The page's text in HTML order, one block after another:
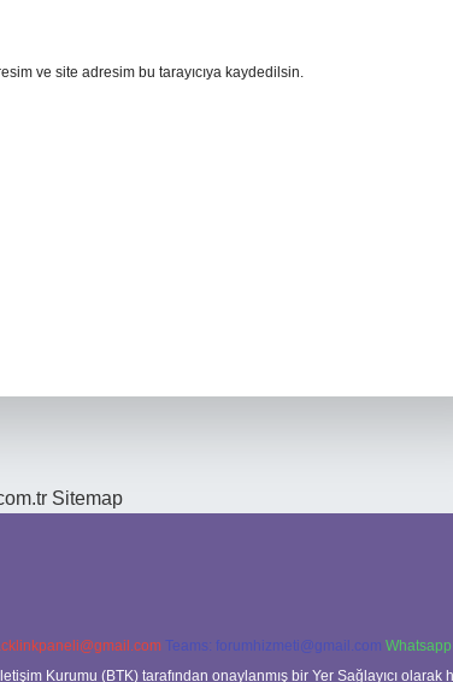
ve site adresim bu tarayıcıya kaydedilsin.
Sitemap
Teams: forumhizmeti@gmail.com
Kurumu (BTK) tarafından onaylanmış bir Yer Sağlayıcı